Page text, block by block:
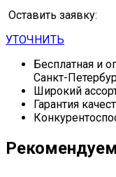
Оставить заявку:
УТОЧНИТЬ
Бесплатная и
Санкт-
Широкий
Гарантия